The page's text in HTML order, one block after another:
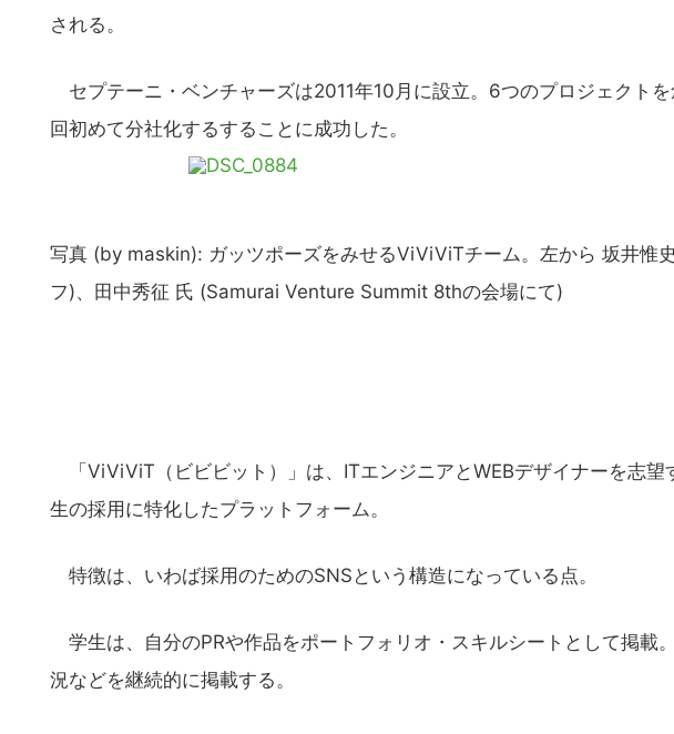
される。
セプテーニ・ベンチャーズは2011年10月に設立。6つのプロジェクト
回初めて分社化するすることに成功した。
写真 (by maskin): ガッツポーズをみせるViViViTチーム。左から 坂井惟
フ)、田中秀征 氏 (Samurai Venture Summit 8thの会場にて)
「ViViViT（ビビビット）」は、ITエンジニアとWEBデザイナーを志望
生の採用に特化したプラットフォーム。
特徴は、いわば採用のためのSNSという構造になっている点。
学生は、自分のPRや作品をポートフォリオ・スキルシートとして掲載
況などを継続的に掲載する。